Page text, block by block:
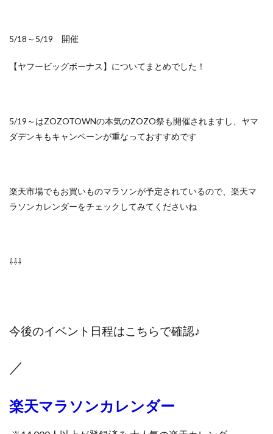
5/18～5/19 開催
【ヤフービッグボーナス】についてまとめでした！
5/19～はZOZOTOWNの本気のZOZO祭も開催されますし、ヤマ
ダデンキもキャンペーンが重なっておすすめです
楽天市場でもお買いものマラソンが予定されているので、楽天マ
ラソンカレンダーをチェックしてみてくださいね
⇩⇩⇩
今後のイベント日程はこちらで確認♪
／
楽天マラソンカレンダー